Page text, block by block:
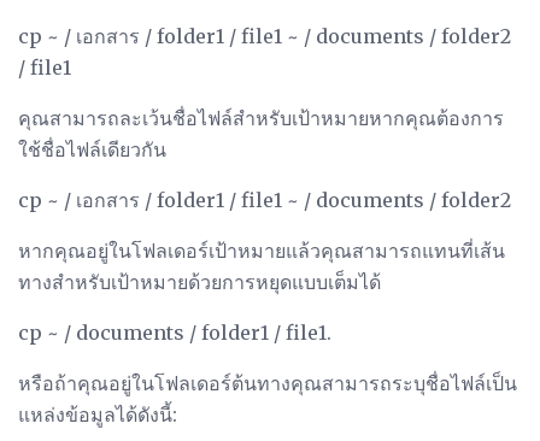
cp ~ / เอกสาร / folder1 / file1 ~ / documents / folder2
/ file1
คุณสามารถละเว้นชื่อไฟล์สำหรับเป้าหมายหากคุณต้องการ
ใช้ชื่อไฟล์เดียวกัน
cp ~ / เอกสาร / folder1 / file1 ~ / documents / folder2
หากคุณอยู่ในโฟลเดอร์เป้าหมายแล้วคุณสามารถแทนที่เส้น
ทางสำหรับเป้าหมายด้วยการหยุดแบบเต็มได้
cp ~ / documents / folder1 / file1.
หรือถ้าคุณอยู่ในโฟลเดอร์ต้นทางคุณสามารถระบุชื่อไฟล์เป็น
แหล่งข้อมูลได้ดังนี้: